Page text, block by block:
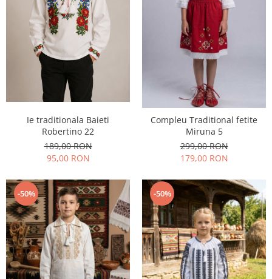
Ie traditionala Baieti
Robertino 22
189,00 RON
95,00 RON
Compleu Traditional fetite
Miruna 5
299,00 RON
179,00 RON
-50% -50%